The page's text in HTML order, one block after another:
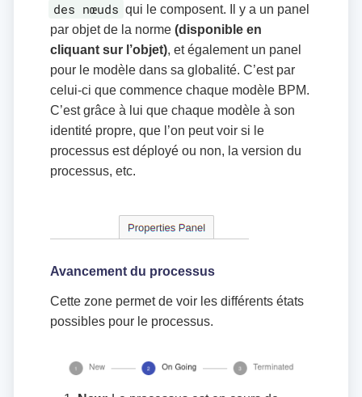
des nœuds qui le composent. Il y a un panel
par objet de la norme (disponible en
cliquant sur l’objet), et également un panel
pour le modèle dans sa globalité. C’est par
celui-ci que commence chaque modèle BPM.
C’est grâce à lui que chaque modèle à son
identité propre, que l’on peut voir si le
processus est déployé ou non, la version du
processus, etc.
Avancement du processus
Cette zone permet de voir les différents états
possibles pour le processus.